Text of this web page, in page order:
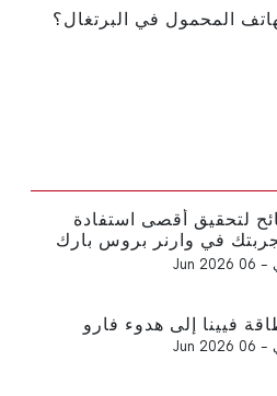
المحمول في البرتغال؟
لتحقيق أقصى استفادة
في وارنر بروس بارك
-
06 Jun 2026
فيينا إلى هدوء فارو
-
06 Jun 2026